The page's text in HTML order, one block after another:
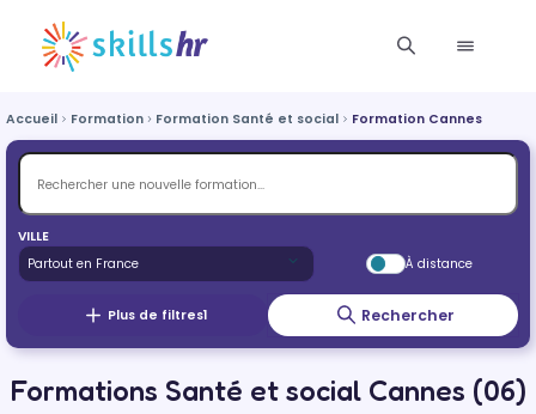
Accueil Formation Formation Santé et social Formation Cannes
VILLE
À distance
Plus de filtres1 Rechercher
Formations Santé et social Cannes (06)